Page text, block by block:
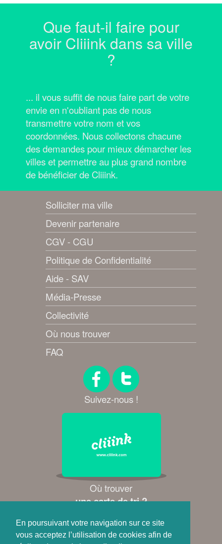
En poursuivant votre navigation sur ce site
vous acceptez l’utilisation de cookies afin de
Que faut-il faire pour
avoir Cliiink dans sa ville
?
... il vous suffit de nous faire part de votre
envie en n'oubliant pas de nous
transmettre votre nom et vos
coordonnées. Nous collectons chacune
des demandes pour mieux démarcher les
villes et permettre au plus grand nombre
de bénéficier de Cliiink.
Solliciter ma ville
Devenir partenaire
CGV - CGU
Politique de Confidentialité
Aide - SAV
Média-Presse
Collectivité
Où nous trouver
FAQ
Suivez-nous !
Où trouver
une carte de tri ?
Je télécharge l'app mobile